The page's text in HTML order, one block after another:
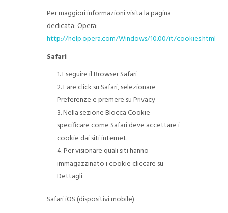
Per maggiori informazioni visita la pagina
dedicata: Opera:
http://help.opera.com/Windows/10.00/it/cookies.html
Safari
Eseguire il Browser Safari
Fare click su Safari, selezionare
Preferenze e premere su Privacy
Nella sezione Blocca Cookie
specificare come Safari deve accettare i
cookie dai siti internet.
Per visionare quali siti hanno
immagazzinato i cookie cliccare su
Dettagli
Safari iOS (dispositivi mobile)